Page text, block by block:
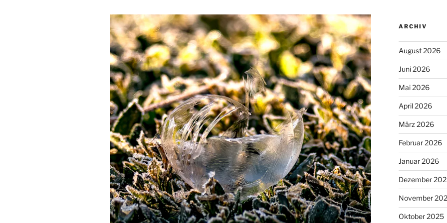
ARCHIV
August 2026
Juni 2026
Mai 2026
April 2026
März 2026
Februar 2026
Januar 2026
Dezember
November
Oktober 2025